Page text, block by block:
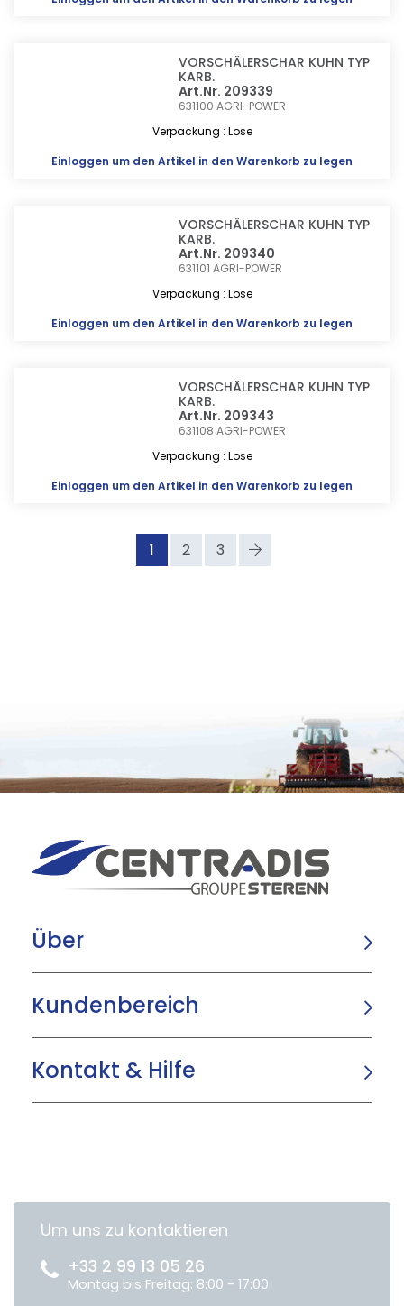
VORSCHÄLERSCHAR KUHN TYP
KARB.
Art.Nr. 209339
631100AGRI-POWER
Verpackung : Lose
Einloggen um den Artikel in den Warenkorb zu legen
VORSCHÄLERSCHAR KUHN TYP
KARB.
Art.Nr. 209340
631101AGRI-POWER
Verpackung : Lose
Einloggen um den Artikel in den Warenkorb zu legen
VORSCHÄLERSCHAR KUHN TYP
KARB.
Art.Nr. 209343
631108AGRI-POWER
Verpackung : Lose
Einloggen um den Artikel in den Warenkorb zu legen
1 2 3
Über
Kundenbereich
Kontakt & Hilfe
Um uns zu kontaktieren
+33 2 99 13 05 26
Montag bis Freitag: 8:00 - 17:00